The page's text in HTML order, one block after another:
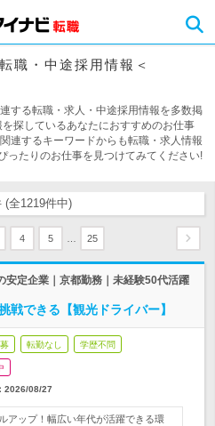
職・中途採用情報＜
する転職・求人・中途採用情報を多数掲
探しているあなたにおすすめのお仕事
連するキーワードからも転職・求人情報
ったりのお仕事を見つけてみてください!
(全1219件中)
4 5 25
安定企業｜京都勤務｜未経験50代活躍
戦できる【観光ドライバー】
転勤なし 学歴不問
2026/08/27
アップ！幅広い年代が活躍できる環